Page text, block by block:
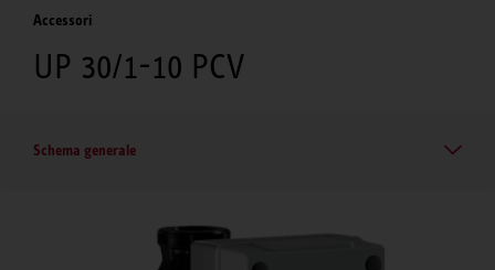
Accessori
UP 30/1-10 PCV
Schema generale